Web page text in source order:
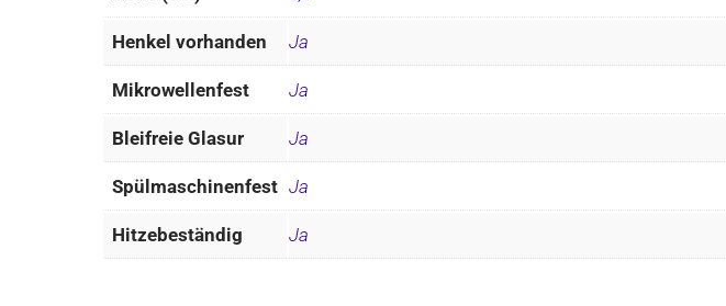
Henkel vorhanden Ja
Mikrowellenfest Ja
Bleifreie Glasur Ja
Spülmaschinenfest Ja
Hitzebeständig Ja